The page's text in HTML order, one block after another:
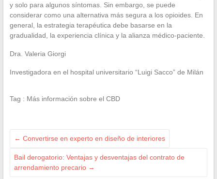
y solo para algunos síntomas. Sin embargo, se puede
considerar como una alternativa más segura a los opioides. En
general, la estrategia terapéutica debe basarse en la
gradualidad, la experiencia clínica y la alianza médico-paciente.
Dra. Valeria Giorgi
Investigadora en el hospital universitario “Luigi Sacco” de Milán
Tag : Más información sobre el CBD
← Convertirse en experto en diseño de interiores
Bail derogatorio: Ventajas y desventajas del contrato de
arrendamiento precario →